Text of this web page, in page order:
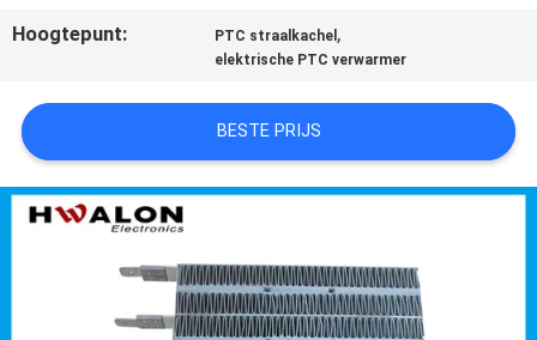
AANVRAGEN
SITEMAP
PRIVACYBELEID
Hoogtepunt: PTC straalkachel ,
elektrische PTC verwarmer
BESTE PRIJS